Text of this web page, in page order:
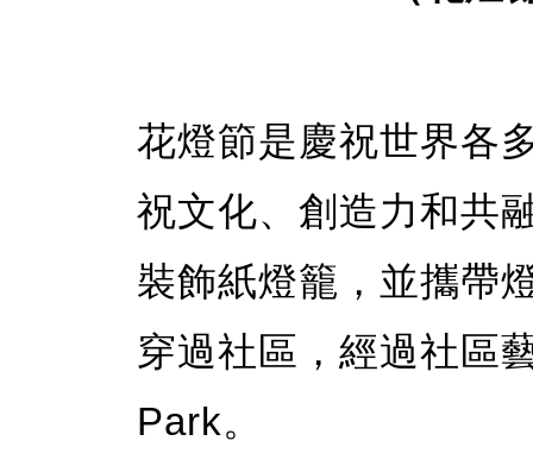
花燈節是慶祝世界各
祝文化、創造力和共
裝飾紙燈籠，並攜帶
穿過社區，經過社區
Park。